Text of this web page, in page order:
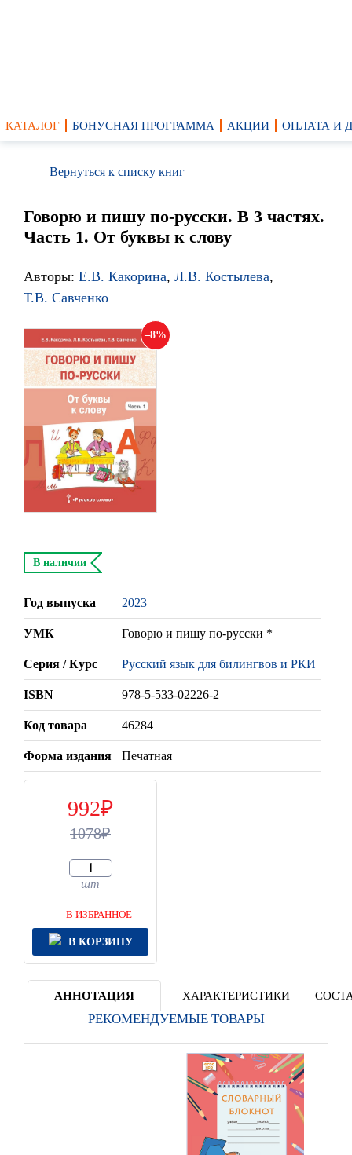
КАТАЛОГ БОНУСНАЯ ПРОГРАММА АКЦИИ ОПЛАТА И
Вернуться к списку книг
Говорю и пишу по-русски. В 3 частях.
Часть 1. От буквы к слову
Авторы: Е.В. Какорина, Л.В. Костылева,
Т.В. Савченко
8
В наличии
Год выпуска 2023
УМК Говорю и пишу по-русски *
Серия / Курс Русский язык для билингвов и РКИ
ISBN 978-5-533-02226-2
Код товара 46284
Форма издания Печатная
992
1078
шт
В ИЗБРАННОЕ
В КОРЗИНУ
АННОТАЦИЯ ХАРАКТЕРИСТИКИ
РЕКОМЕНДУЕМЫЕ ТОВАРЫ